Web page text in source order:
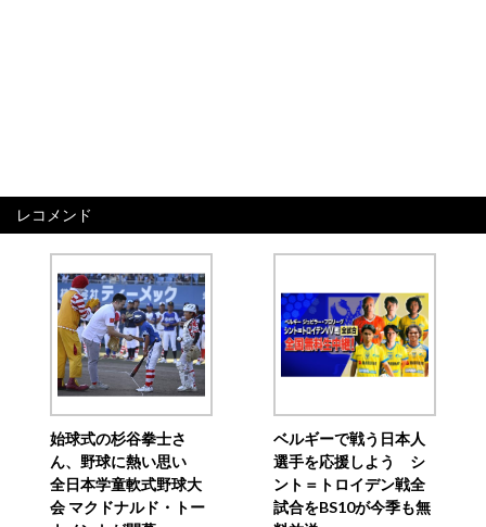
レコメンド
始球式の杉谷拳士さ
ん、野球に熱い思い
全日本学童軟式野球大
会 マクドナルド・トー
ベルギーで戦う日本人
選手を応援しよう シ
ント＝トロイデン戦全
試合をBS10が今季も無